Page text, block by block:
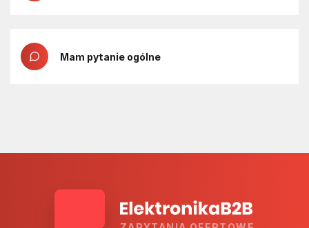
Mam pytanie ogólne